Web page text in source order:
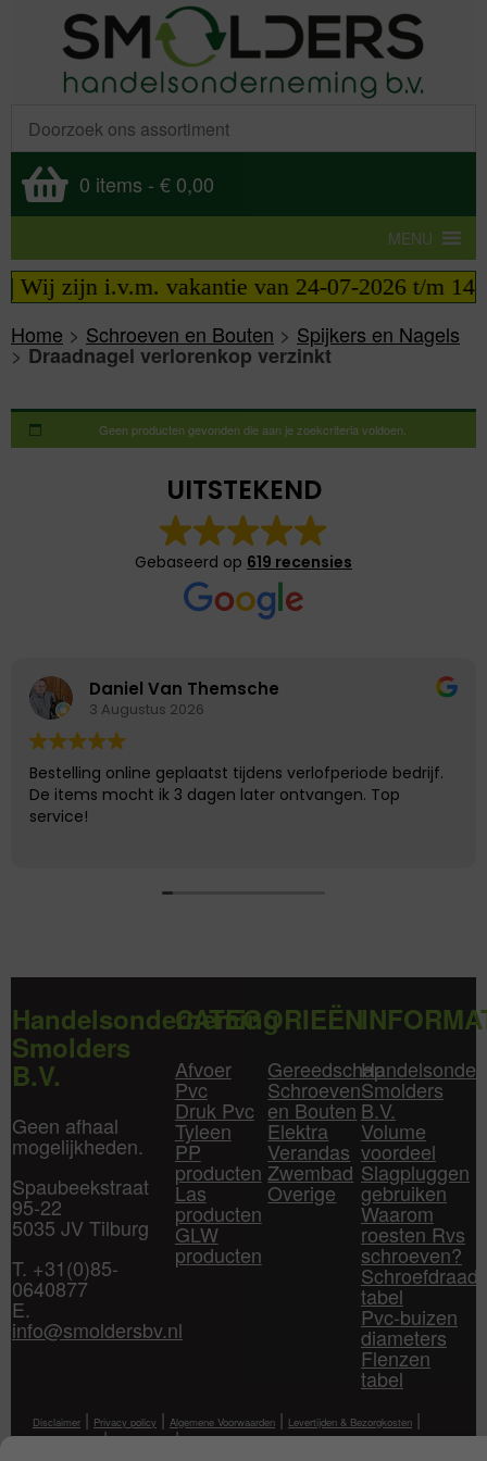
0 items - € 0,00
MENU
zijn i.v.m. vakantie van 24-07-2026 t/m 14-
Home > Schroeven en Bouten > Spijkers en Nagels
>Draadnagel verlorenkop verzinkt
Geen producten gevonden die aan je zoekcriteria voldoen.
UITSTEKEND
Gebaseerd op 619 recensies
Daniel Van Themsche
3 Augustus 2026
Bestelling online geplaatst tijdens verlofperiode bedrijf.
De items mocht ik 3 dagen later ontvangen. Top
service!
Handelsonderneming
Smolders
B.V.
Geen afhaal
mogelijkheden.
Spaubeekstraat
95-22
5035 JV Tilburg
T. +31(0)85-
0640877
E.
info@smoldersbv.nl
CATEGORIEËN
Afvoer
Pvc
Druk Pvc
Tyleen
PP
producten
Las
producten
GLW
producten
Gereedschap
Schroeven
en Bouten
Elektra
Verandas
Zwembad
Overige
Smolders
B.V.
Volume
voordeel
Slagpluggen
gebruiken
Waarom
roesten Rvs
schroeven?
Schroefdraad
tabel
Pvc-buizen
diameters
Flenzen
tabel
Disclaimer | Privacy policy | Algemene Voorwaarden | Levertijden & Bezorgkosten |
Klantenservice|Mijn Account|Contact